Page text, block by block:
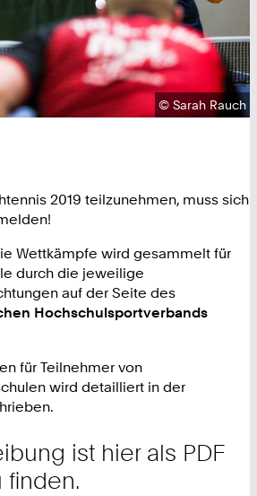
Urheberrecht:
© Sarah Rauch
2019 teilzunehmen, muss sich
Wettkämpfe wird gesammelt für
durch die jeweilige
auf der Seite des
Hochschulsportverbands
für Teilnehmer von
wird detailliert in der
ist hier als PDF
finden.